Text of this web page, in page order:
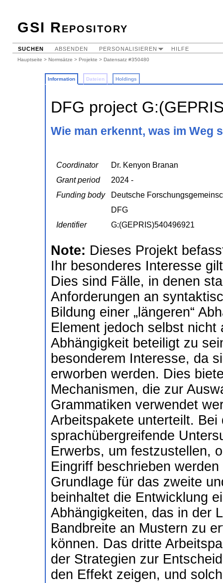
GSI Repository
SUCHEN ABSENDEN PERSONALISIEREN HILFE
Hauptseite > Normsätze > Projekte > Datensatz #350480
Information Dateien Holdings
DFG project
Wie man erkennt, was im Weg
Coordinator
Dr. Kenyon Branan
Grant period
2024 -
Funding body
Deutsche
DFG
Identifier
G:(GEPRIS)540496921
Note: Dieses Projekt
Ihr besonderes Interesse
Dies sind Fälle, in denen
Anforderungen an
Bildung einer „längeren“
Element jedoch selbst
Abhängigkeit beteiligt zu
besonderem Interesse, da
erworben werden. Dies
Mechanismen, die zur
Grammatiken verwendet
Arbeitspakete unterteilt.
sprachübergreifende
Erwerbs, um festzustellen,
Eingriff beschrieben
Grundlage für das zweite
beinhaltet die Entwicklung
Abhängigkeiten, das in der
Bandbreite an Mustern zu
können. Das dritte
der Strategien zur
den Effekt zeigen, und